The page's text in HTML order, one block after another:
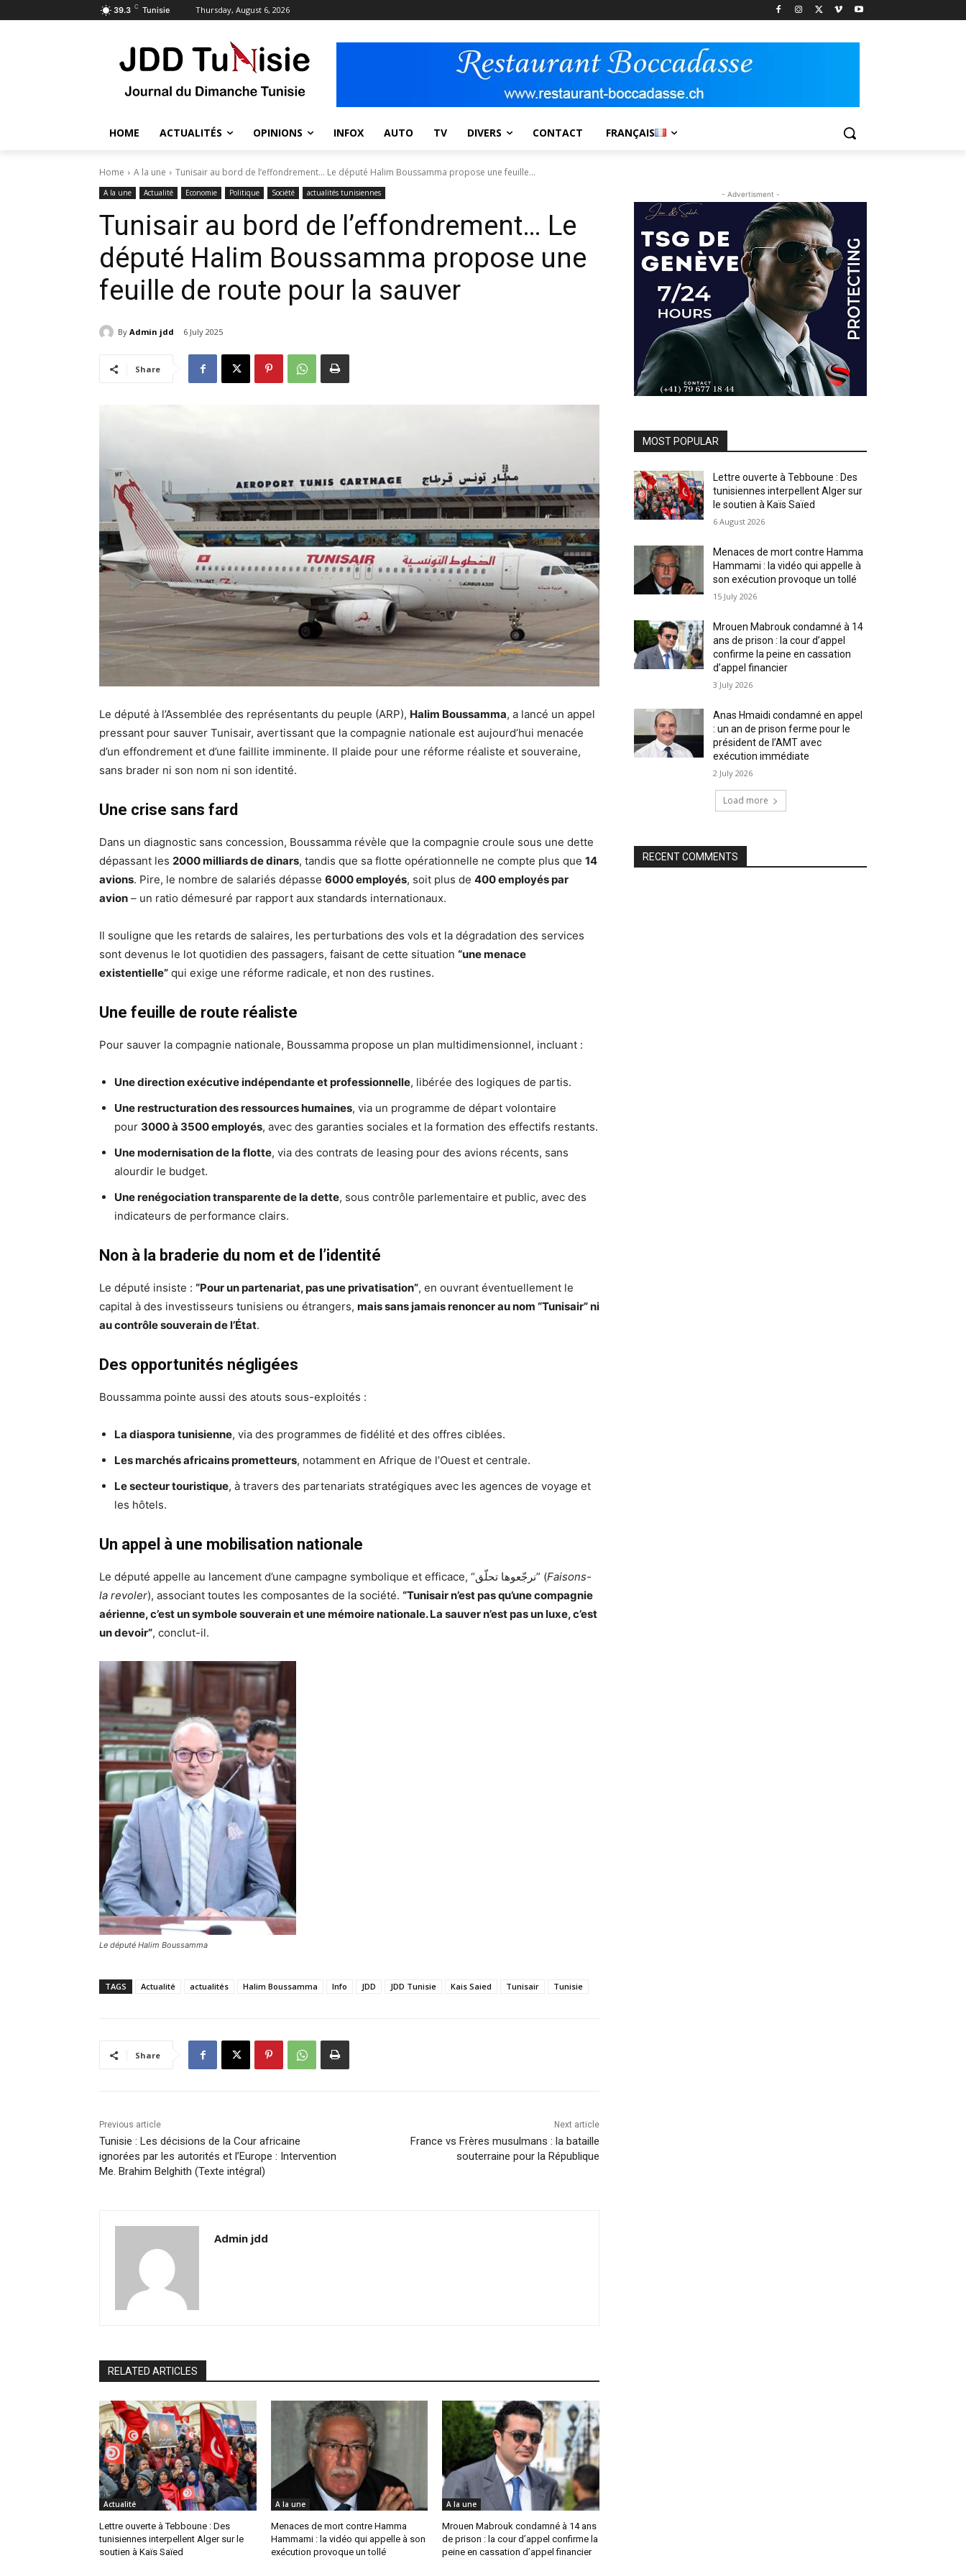
39.3 C Tunisie Thursday, August 6, 2026
HOME ACTUALITÉS OPINIONS INFOX AUTO TV DIVERS CONTACT FRANÇAIS
Home A la une Tunisair au bord de l’effondrement… Le député Halim Boussamma propose une feuille...
A la une Actualité Economie Politique Société actualités tunisiennes
Tunisair au bord de l’effondrement… Le
député Halim Boussamma propose une
feuille de route pour la sauver
By Admin jdd 6 July 2025
Share
Le député à l’Assemblée des représentants du peuple (ARP), Halim Boussamma, a lancé un appel
pressant pour sauver Tunisair, avertissant que la compagnie nationale est aujourd’hui menacée
d’un effondrement et d’une faillite imminente. Il plaide pour une réforme réaliste et souveraine,
sans brader ni son nom ni son identité.
Une crise sans fard
Dans un diagnostic sans concession, Boussamma révèle que la compagnie croule sous une dette
dépassant les 2000 milliards de dinars, tandis que sa flotte opérationnelle ne compte plus que 14
avions. Pire, le nombre de salariés dépasse 6000 employés, soit plus de 400 employés par
avion – un ratio démesuré par rapport aux standards internationaux.
Il souligne que les retards de salaires, les perturbations des vols et la dégradation des services
sont devenus le lot quotidien des passagers, faisant de cette situation “une menace
existentielle” qui exige une réforme radicale, et non des rustines.
Une feuille de route réaliste
Pour sauver la compagnie nationale, Boussamma propose un plan multidimensionnel, incluant :
Une direction exécutive indépendante et professionnelle, libérée des logiques de partis.
Une restructuration des ressources humaines, via un programme de départ volontaire
pour 3000 à 3500 employés, avec des garanties sociales et la formation des effectifs restants.
Une modernisation de la flotte, via des contrats de leasing pour des avions récents, sans
alourdir le budget.
Une renégociation transparente de la dette, sous contrôle parlementaire et public, avec des
indicateurs de performance clairs.
Non à la braderie du nom et de l’identité
Le député insiste : “Pour un partenariat, pas une privatisation”, en ouvrant éventuellement le
capital à des investisseurs tunisiens ou étrangers, mais sans jamais renoncer au nom “Tunisair” ni
au contrôle souverain de l’État.
Des opportunités négligées
Boussamma pointe aussi des atouts sous-exploités :
La diaspora tunisienne, via des programmes de fidélité et des offres ciblées.
Les marchés africains prometteurs, notamment en Afrique de l’Ouest et centrale.
Le secteur touristique, à travers des partenariats stratégiques avec les agences de voyage et
les hôtels.
Un appel à une mobilisation nationale
Le député appelle au lancement d’une campagne symbolique et efficace, “نرجّعوها تحلّق” (Faisons-
la revoler), associant toutes les composantes de la société. “Tunisair n’est pas qu’une compagnie
aérienne, c’est un symbole souverain et une mémoire nationale. La sauver n’est pas un luxe, c’est
un devoir”, conclut-il.
Le député Halim Boussamma
TAGS Actualité actualités Halim Boussamma Info JDD JDD Tunisie Kais Saied Tunisair Tunisie
Share
Previous article
Tunisie : Les décisions de la Cour africaine
ignorées par les autorités et l’Europe : Intervention
Me. Brahim Belghith (Texte intégral)
Next article
France vs Frères musulmans : la bataille
souterraine pour la République
Admin jdd
RELATED ARTICLES
Actualité
Lettre ouverte à Tebboune : Des
tunisiennes interpellent Alger sur le
soutien à Kaïs Saïed
A la une
Menaces de mort contre Hamma
Hammami : la vidéo qui appelle à son
exécution provoque un tollé
A la une
Mrouen Mabrouk condamné à 14 ans
de prison : la cour d’appel confirme la
peine en cassation d’appel financier
- Advertisment -
MOST POPULAR
Lettre ouverte à Tebboune : Des
tunisiennes interpellent Alger sur
le soutien à Kaïs Saïed
6 August 2026
Menaces de mort contre Hamma
Hammami : la vidéo qui appelle à
son exécution provoque un tollé
15 July 2026
Mrouen Mabrouk condamné à 14
ans de prison : la cour d’appel
confirme la peine en cassation
d’appel financier
3 July 2026
Anas Hmaidi condamné en appel
: un an de prison ferme pour le
président de l’AMT avec
exécution immédiate
2 July 2026
Load more
RECENT COMMENTS